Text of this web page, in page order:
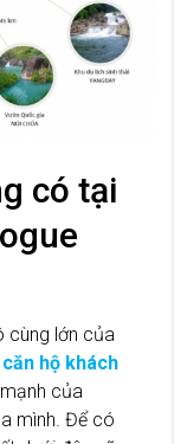
có tại
cùng lớn của
căn hộ khách
của
mình. Để có